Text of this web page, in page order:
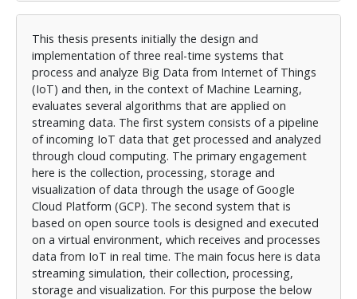
δεδομένων, η συλλογή, επεξεργασία, αποθήκευση και
οπτικοποίηση τους. Για το σκοπό αυτό
χρησιμοποιούνται προγραμματιστικά πλαίσια της
Apache (Kafka, Flink, Cassandra), το ElasticSearch, το
Kibana και η γλώσσα προγραμματισμού Java. Σε
δεύτερη φάση, η εργασία πραγματεύεται τη Μηχανική
Μάθηση. Σχεδιάζεται και υλοποιείται ένα τρίτο
σύστημα, με εργαλεία ανοιχτού κώδικα σε εικονικό
περιβάλλον, το οποίο λαμβάνει ροές δεδομένων και
στη συνέχεια πάνω σε αυτές εφαρμόζονται
αλγόριθμοι κατηγοριοποίησης. Χρησιμοποιείται μια
γεννήτρια τυχαίων δεδομένων, το εργαλείο ανοιχτού
κώδικα MOA (Massive Online Analysis) που
προσάπτεται στο προγραμματιστικό πλαίσιο Apache
Flink και η γλώσσα προγραμματισμού Java. Τέλος,
παρουσιάζονται τα συμπεράσματα που προκύπτουν
This thesis presents initially the design and
implementation of three real-time systems that
process and analyze Big Data from Internet of Things
(IoT) and then, in the context of Machine Learning,
evaluates several algorithms that are applied on
streaming data. Τhe first system consists of a pipeline
of incoming IoT data that get processed and analyzed
through cloud computing. The primary engagement
here is the collection, processing, storage and
visualization of data through the usage of Google
Cloud Platform (GCP). The second system that is
based on open source tools is designed and executed
on a virtual environment, which receives and processes
data from IoT in real time. The main focus here is data
streaming simulation, their collection, processing,
storage and visualization. For this purpose the below